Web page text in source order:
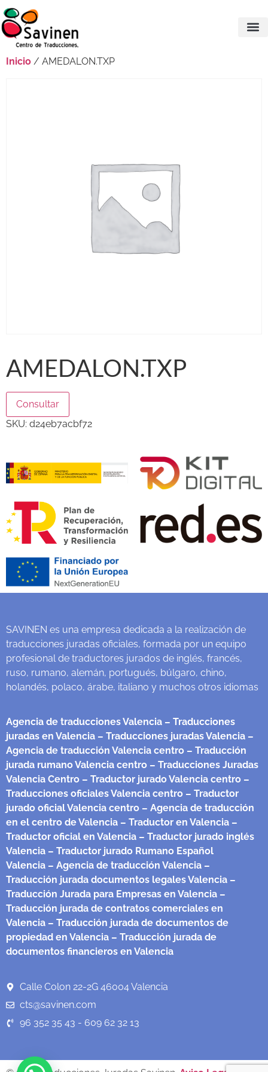
Inicio / AMEDALON.TXP
AMEDALON.TXP
Consultar
SKU: d24eb7acbf72
SAVINEN es una empresa dedicada a la realización de
traducciones juradas oficiales, formada por un equipo
profesional de traductores jurados de inglés, francés,
ruso, rumano, alemán, portugués, búlgaro, chino,
holandés, polaco, árabe, italiano y muchos otros idiomas
Agencia de traducciones Valencia – Traducciones
juradas en Valencia – Traducciones juradas Valencia –
Agencia de traducción Valencia centro – Traducción
jurada rumano Valencia centro – Traducciones Juradas
Valencia Centro – Traductor jurado Valencia centro –
Traducciones oficiales Valencia centro – Traductor
jurado oficial Valencia centro – Agencia de traducción
en el centro de Valencia – Traductor en Valencia –
Traductor oficial en Valencia – Traductor jurado inglés
Valencia – Traductor jurado Rumano Español
Valencia – Agencia de traducción Valencia –
Traducción jurada documentos legales Valencia –
Traducción Jurada para Empresas en Valencia –
Traducción jurada de contratos comerciales en
Valencia – Traducción jurada de documentos de
propiedad en Valencia – Traducción jurada de
documentos financieros en Valencia
Calle Colon 22-2G 46004 Valencia
cts@savinen.com
96 352 35 43 - 609 62 32 13